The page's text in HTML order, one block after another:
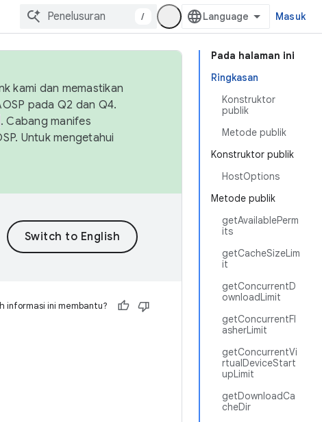
/ Masuk
Pada halaman ini
Ringkasan
Konstruktor
publik
Metode publik
Konstruktor publik
HostOptions
Metode publik
getAvailablePerm
its
getCacheSizeLim
it
getConcurrentD
ownloadLimit
getConcurrentFl
asherLimit
getConcurrentVi
rtualDeviceStart
upLimit
getDownloadCa
cheDir
kami dan memastikan
pada Q2 dan Q4.
. Cabang manifes
Untuk mengetahui
informasi ini membantu?